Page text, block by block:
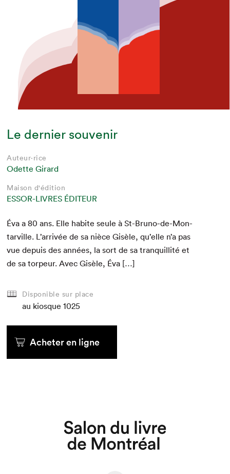
Que cherchez-vous?
Le dernier souvenir
Auteur·rice
Odette Girard
Maison d'édition
ESSOR-LIVRES ÉDITEUR
Éva a80 ans. Elle habite seule à St-Bruno-de-Mon­
tarville. L’arrivée de sa nièce Gisèle, qu’elle n’a pas
vue depuis des années, la sort de sa tran­quil­lité et
de sa tor­peur. Avec Gisèle, Éva […]
Disponible sur place
au kiosque 1025
Acheter en ligne